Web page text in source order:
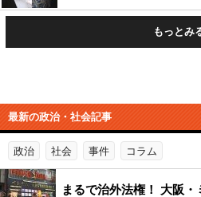
もっとみ
最新の政治・社会記事
政治 社会 事件 コラム
まるで治外法権！ 大阪